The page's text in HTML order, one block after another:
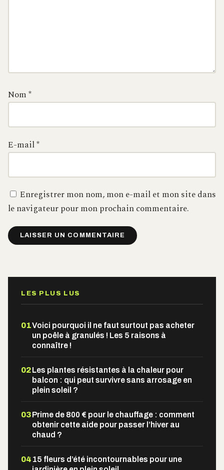
Nom*
E-mail*
Enregistrer mon nom, mon e-mail et mon site dans
le navigateur pour mon prochain commentaire.
LES PLUS LUS
01Voici pourquoi il ne faut surtout pas acheter
un poêle à granulés ! Les 5 raisons à
connaître !
02Les plantes résistantes à la chaleur pour
balcon : qui peut survivre sans arrosage en
plein soleil ?
03Prime de 800 € pour le chauffage : comment
obtenir cette aide pour passer l’hiver au
chaud ?
04 15 fleurs d’été incontournables pour une